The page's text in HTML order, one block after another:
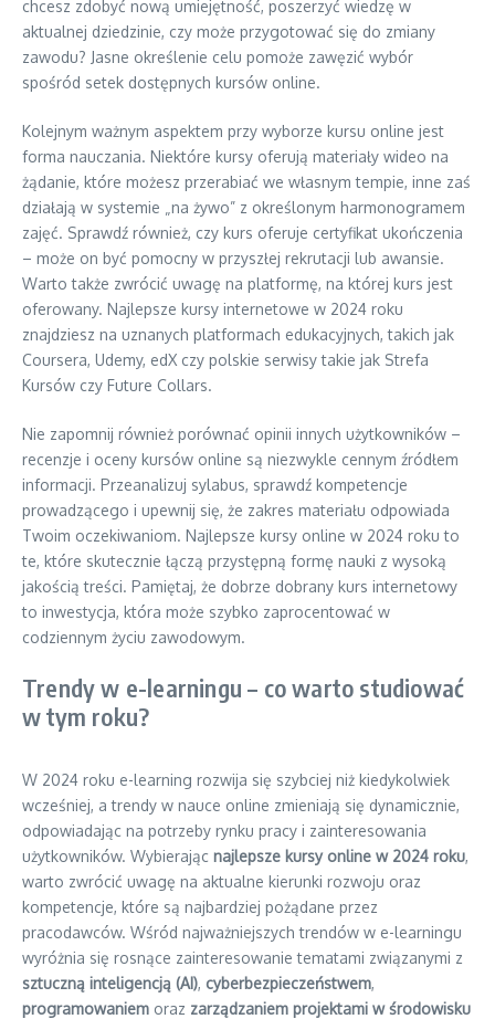
chcesz zdobyć nową umiejętność, poszerzyć wiedzę w
aktualnej dziedzinie, czy może przygotować się do zmiany
zawodu? Jasne określenie celu pomoże zawęzić wybór
spośród setek dostępnych kursów online.
Kolejnym ważnym aspektem przy wyborze kursu online jest
forma nauczania. Niektóre kursy oferują materiały wideo na
żądanie, które możesz przerabiać we własnym tempie, inne zaś
działają w systemie „na żywo” z określonym harmonogramem
zajęć. Sprawdź również, czy kurs oferuje certyfikat ukończenia
– może on być pomocny w przyszłej rekrutacji lub awansie.
Warto także zwrócić uwagę na platformę, na której kurs jest
oferowany. Najlepsze kursy internetowe w 2024 roku
znajdziesz na uznanych platformach edukacyjnych, takich jak
Coursera, Udemy, edX czy polskie serwisy takie jak Strefa
Kursów czy Future Collars.
Nie zapomnij również porównać opinii innych użytkowników –
recenzje i oceny kursów online są niezwykle cennym źródłem
informacji. Przeanalizuj sylabus, sprawdź kompetencje
prowadzącego i upewnij się, że zakres materiału odpowiada
Twoim oczekiwaniom. Najlepsze kursy online w 2024 roku to
te, które skutecznie łączą przystępną formę nauki z wysoką
jakością treści. Pamiętaj, że dobrze dobrany kurs internetowy
to inwestycja, która może szybko zaprocentować w
codziennym życiu zawodowym.
Trendy w e-learningu – co warto studiować
w tym roku?
W 2024 roku e-learning rozwija się szybciej niż kiedykolwiek
wcześniej, a trendy w nauce online zmieniają się dynamicznie,
odpowiadając na potrzeby rynku pracy i zainteresowania
użytkowników. Wybierając najlepsze kursy online w 2024 roku,
warto zwrócić uwagę na aktualne kierunki rozwoju oraz
kompetencje, które są najbardziej pożądane przez
pracodawców. Wśród najważniejszych trendów w e-learningu
wyróżnia się rosnące zainteresowanie tematami związanymi z
sztuczną inteligencją (AI), cyberbezpieczeństwem,
programowaniem oraz zarządzaniem projektami w środowisku